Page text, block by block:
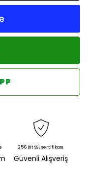
256 Bit SSL sertifikası
Güvenli Alışveriş